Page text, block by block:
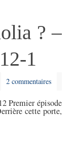
? –
1
2 commentaires
Premier épisode
cette porte,